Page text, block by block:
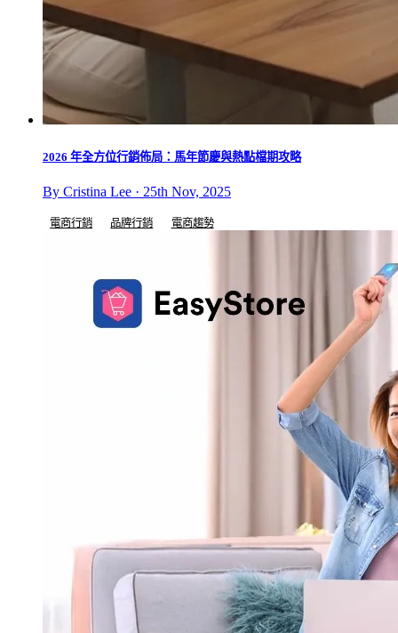
2026 年全方位行銷佈局：馬年節慶與熱點檔期攻略
By Cristina Lee · 25th Nov, 2025
電商行銷 品牌行銷 電商趨勢